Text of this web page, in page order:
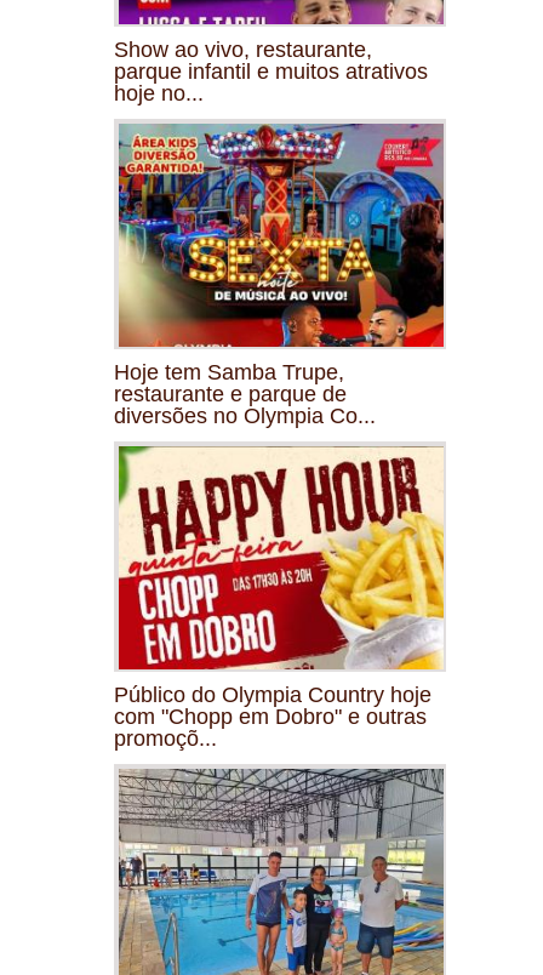
Show ao vivo, restaurante,
parque infantil e muitos atrativos
hoje no...
Hoje tem Samba Trupe,
restaurante e parque de
diversões no Olympia Co...
Público do Olympia Country hoje
com "Chopp em Dobro" e outras
promoçõ...